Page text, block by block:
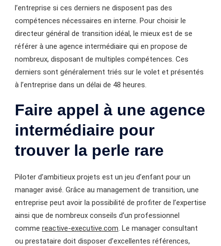
l’entreprise si ces derniers ne disposent pas des
compétences nécessaires en interne. Pour choisir le
directeur général de transition idéal, le mieux est de se
référer à une agence intermédiaire qui en propose de
nombreux, disposant de multiples compétences. Ces
derniers sont généralement triés sur le volet et présentés
à l’entreprise dans un délai de 48 heures.
Faire appel à une agence
intermédiaire pour
trouver la perle rare
Piloter d’ambitieux projets est un jeu d’enfant pour un
manager avisé. Grâce au management de transition, une
entreprise peut avoir la possibilité de profiter de l’expertise
ainsi que de nombreux conseils d’un professionnel
comme reactive-executive.com. Le manager consultant
ou prestataire doit disposer d’excellentes références,